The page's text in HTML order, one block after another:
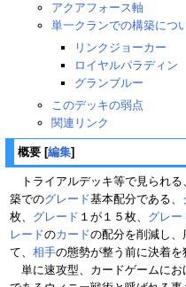
アクアフォース軸
単一クランでの構築につ
リンクジョーカー
ロイヤルパラディン
グランブルー
このデッキの弱点
関連リンク
概要 [編集]
トライアルデッキ等で見られる
築でのグレード基本配分である、
枚、 グレード １が１５枚、 グレー
レードのカードの配分を削減し、
て、 相手の態勢が整う前に決着を
単に速攻型、カードゲームにお